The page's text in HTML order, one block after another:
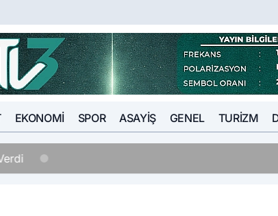
EKONOMI SPOR ASAYIŞ GENEL TURIZM